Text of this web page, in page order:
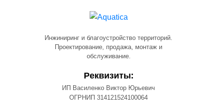
Инжиниринг и благоустройство территорий.
Проектирование, продажа, монтаж и
обслуживание.
Реквизиты:
ИП Василенко Виктор Юрьевич
ОГРНИП 314121524100064